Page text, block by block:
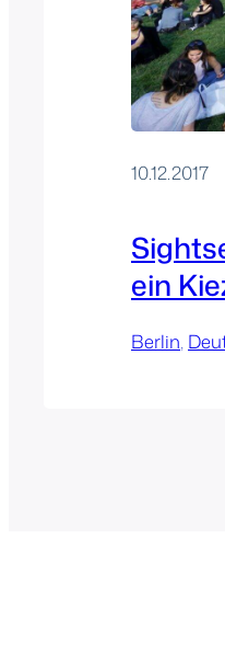
10.12.2017
ein
Berlin